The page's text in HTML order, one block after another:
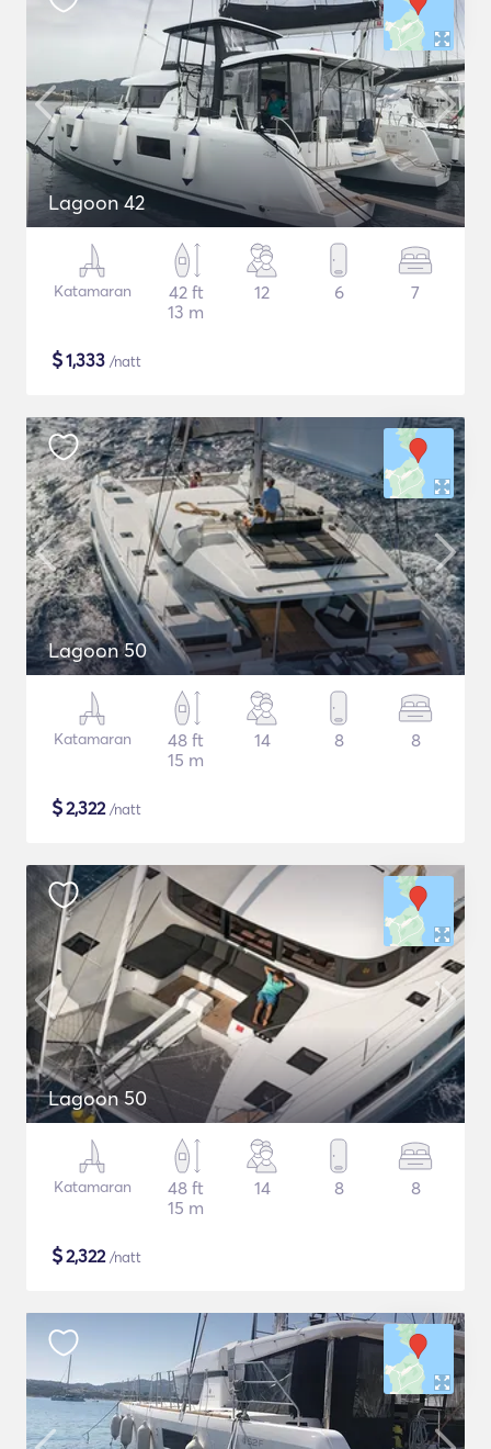
Lagoon 42
Katamaran
42 ft
13 m
12 6 7
$1,333 /natt
Lagoon 50
Katamaran
48 ft
15 m
14 8 8
$2,322/natt
Lagoon 50
Katamaran
48 ft
15 m
14 8 8
$2,322/natt